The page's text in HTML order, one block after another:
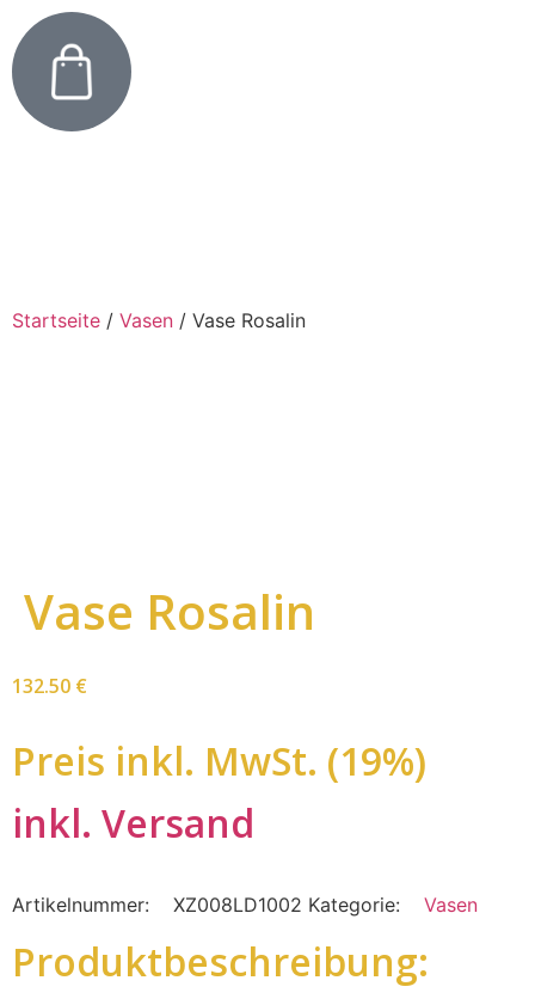
Startseite / Vasen / Vase Rosalin
Vase Rosalin
132.50 €
Preis inkl. MwSt. (19%)
inkl. Versand
Artikelnummer: XZ008LD1002 Kategorie: Vasen
Produktbeschreibung: